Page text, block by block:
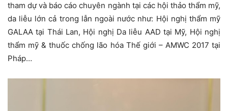
tham dự và báo cáo chuyên ngành tại các hội thảo thẩm mỹ,
da liễu lớn cả trong lẫn ngoài nước như: Hội nghị thẩm mỹ
GALAA tại Thái Lan, Hội nghị Da liễu AAD tại Mỹ, Hội nghị
thẩm mỹ & thuốc chống lão hóa Thế giới – AMWC 2017 tại
Pháp…